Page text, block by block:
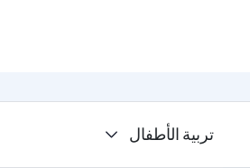
تربية الأطفال